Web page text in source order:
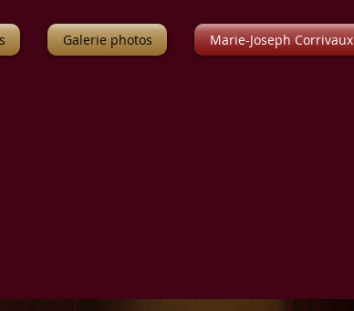
Galerie photos Marie-Joseph Corrivaux